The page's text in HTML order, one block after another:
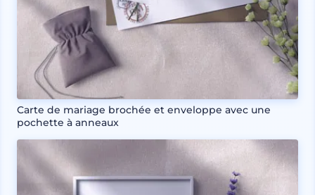
Carte de mariage brochée et enveloppe avec une
pochette à anneaux